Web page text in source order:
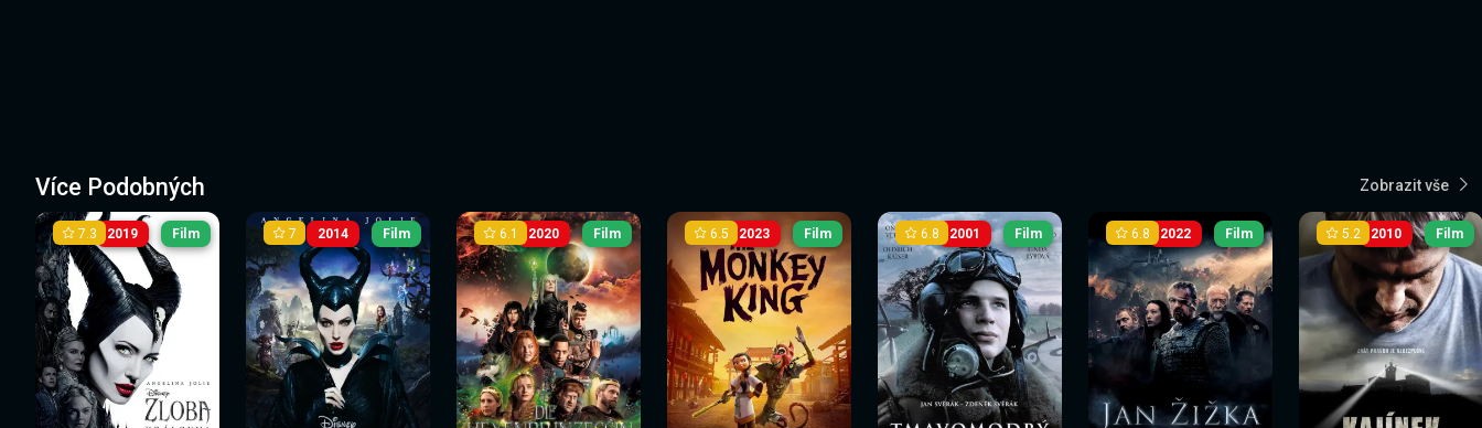
Více Podobných Zobrazit vše
2019
7.3 Film 2014
7 Film 2020
6.1 Film 2023
6.5 Film 2001
6.8 Film 2022
6.8 Film 2010
5.2 Film